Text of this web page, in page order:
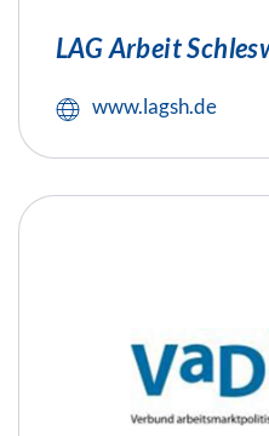
LAG Arbeit
www.lagsh.de